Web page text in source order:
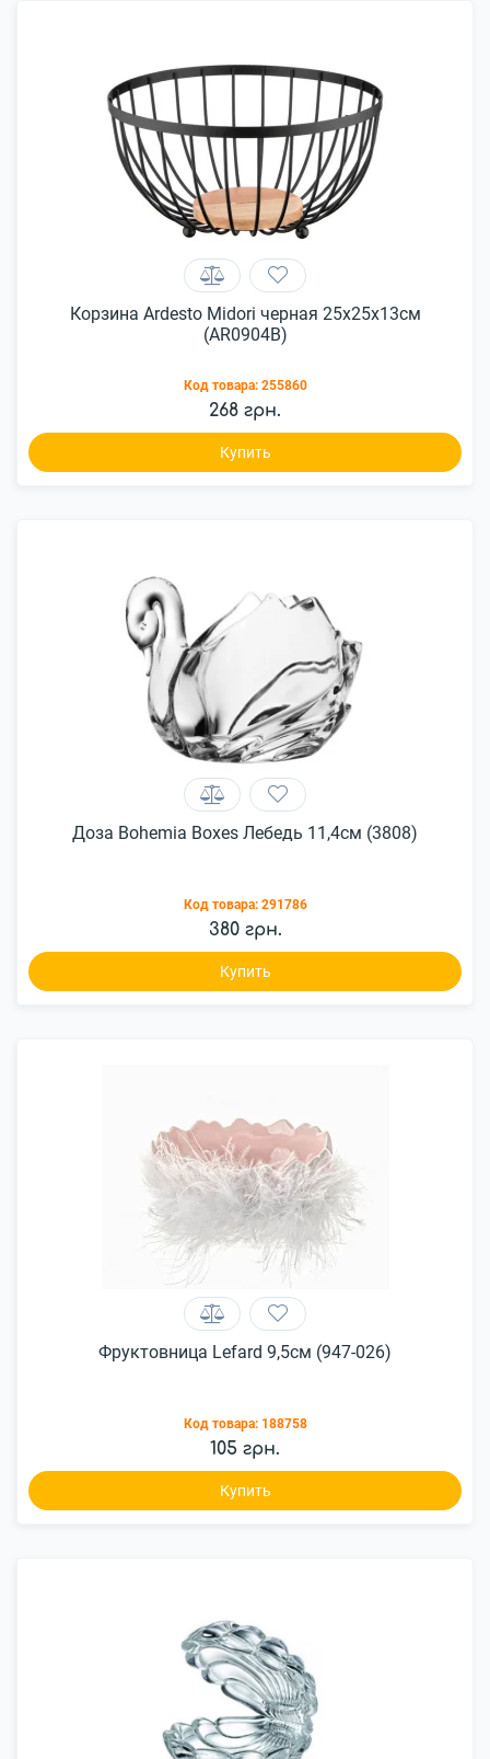
Корзина Ardesto Midori черная 25x25x13см
(AR0904B)
Код товара: 255860
268 грн.
Купить
Доза Bohemia Boxes Лебедь 11,4см (3808)
Код товара: 291786
380 грн.
Купить
Фруктовница Lefard 9,5см (947-026)
Код товара: 188758
105 грн.
Купить